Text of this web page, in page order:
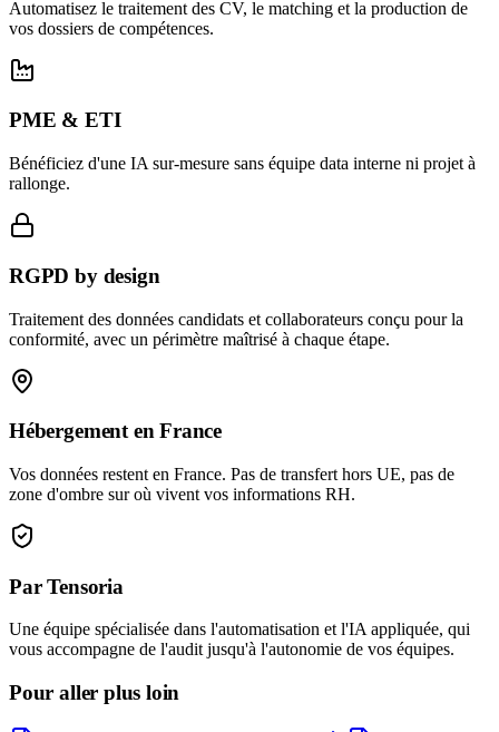
Automatisez le traitement des CV, le matching et la production de
vos dossiers de compétences.
PME & ETI
Bénéficiez d'une IA sur-mesure sans équipe data interne ni projet à
rallonge.
RGPD by design
Traitement des données candidats et collaborateurs conçu pour la
conformité, avec un périmètre maîtrisé à chaque étape.
Hébergement en France
Vos données restent en France. Pas de transfert hors UE, pas de
zone d'ombre sur où vivent vos informations RH.
Par Tensoria
Une équipe spécialisée dans l'automatisation et l'IA appliquée, qui
vous accompagne de l'audit jusqu'à l'autonomie de vos équipes.
Pour aller plus loin